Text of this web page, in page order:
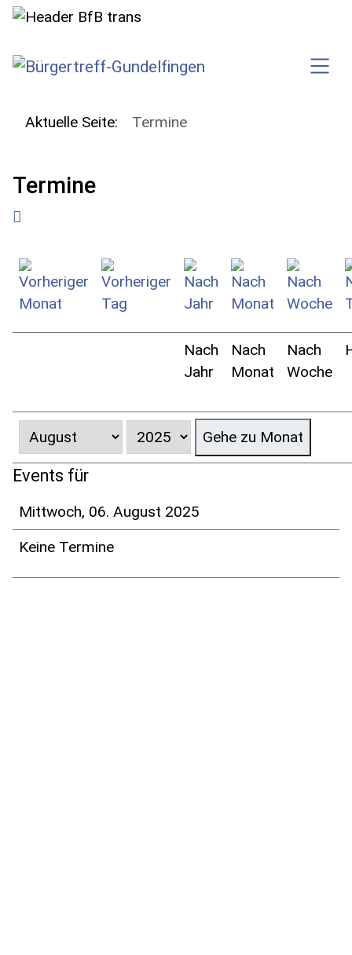
SKIP TO MAIN CONTENT
Aktuelle Seite: Termine
Termine
Nach
Jahr
Nach
Monat
Nach
Woche
Gehe zu Monat
Events für
Mittwoch, 06. August 2025
Keine Termine